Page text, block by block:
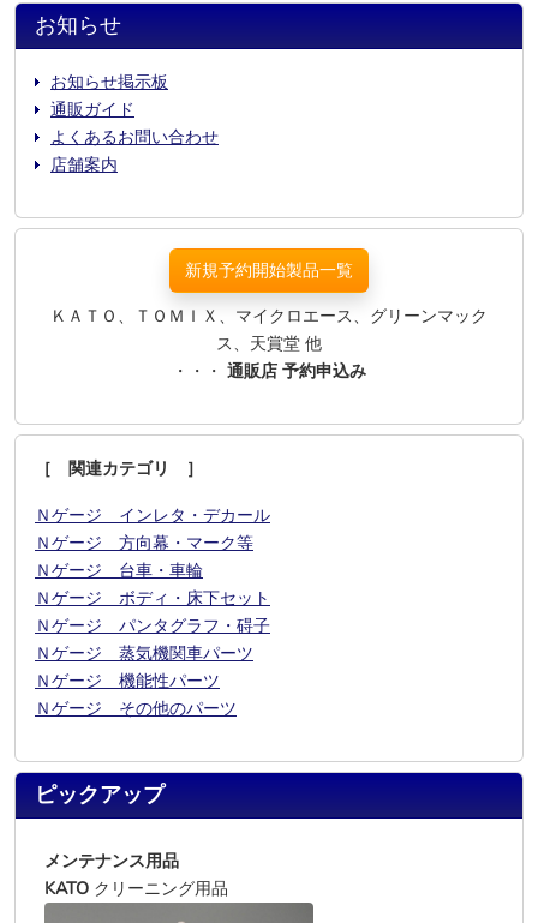
お知らせ
お知らせ掲示板
通販ガイド
よくあるお問い合わせ
店舗案内
新規予約開始製品一覧
ＫＡＴＯ、ＴＯＭＩＸ、マイクロエース、グリーンマック
ス、天賞堂 他
・・・ 通販店 予約申込み
［ 関連カテゴリ ］
Ｎゲージ インレタ・デカール
Ｎゲージ 方向幕・マーク等
Ｎゲージ 台車・車輪
Ｎゲージ ボディ・床下セット
Ｎゲージ パンタグラフ・碍子
Ｎゲージ 蒸気機関車パーツ
Ｎゲージ 機能性パーツ
Ｎゲージ その他のパーツ
ピックアップ
メンテナンス用品
KATO クリーニング用品